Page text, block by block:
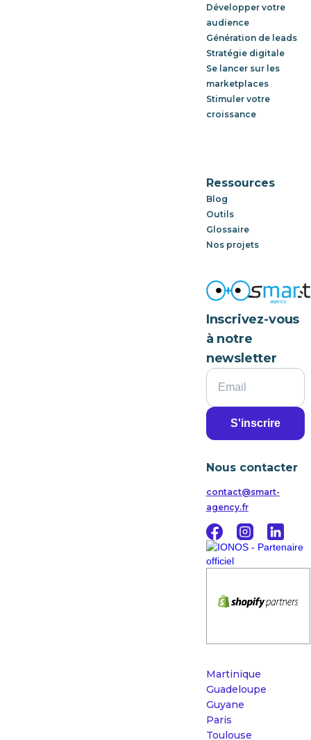
Inscrivez-vous
à notre
newsletter
Nous contacter
contact@smart-
agency.fr
Développer votre
audience
Génération de leads
Stratégie digitale
Se lancer sur les
marketplaces
Stimuler votre
croissance
Ressources
Blog
Outils
Glossaire
Nos projets
Martinique
Guadeloupe
Guyane
Paris
Toulouse